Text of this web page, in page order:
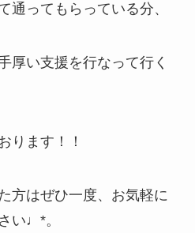
通ってもらっている分、
厚い支援を行なって行く
ります！！
方はぜひ一度、お気軽に
い♩*。